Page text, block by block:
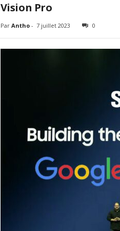
Vision Pro
Par Antho- 7 juillet 2023 0